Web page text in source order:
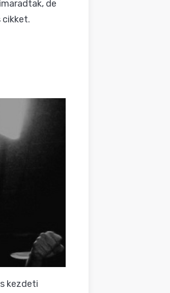
de
cikket.
kezdeti